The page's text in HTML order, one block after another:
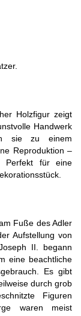
Holzfigur zeigt
Handwerk
sie zu einem
Reproduktion –
Perfekt für eine
Fuße des Adler
Aufstellung von
II. begann
eine beachtliche
Es gibt
durch grob
Figuren
waren meist